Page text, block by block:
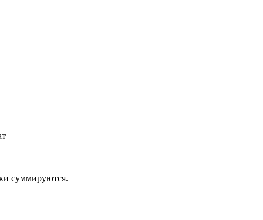
суммируются.